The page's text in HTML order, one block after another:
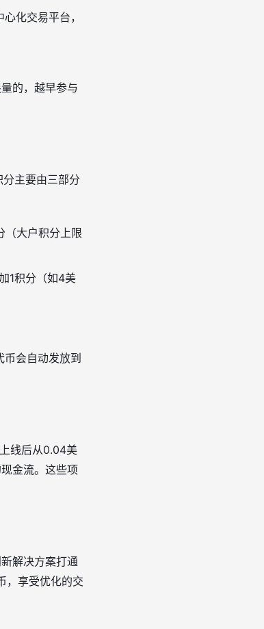
化交易平台，
的，越早参与
主要由三部分
（大户积分上限
1积分（如4美
会自动发放到
线后从0.04美
金流。这些项
解决方案打通
，享受优化的交